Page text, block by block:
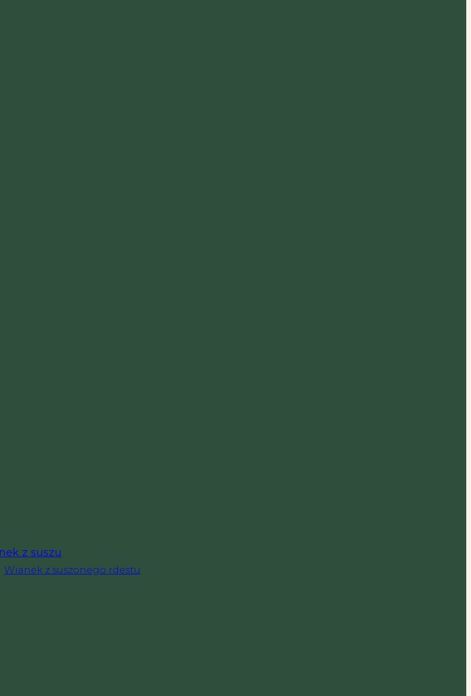
Wianek z suszonego rdestu